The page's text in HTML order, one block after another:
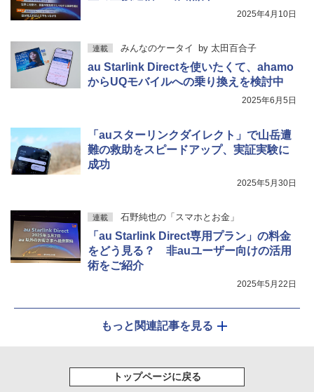
2025年4月10日
連載 みんなのケータイ by 太田百合子
au Starlink Directを使いたくて、ahamo
からUQモバイルへの乗り換えを検討中
2025年6月5日
「auスターリンクダイレクト」で山岳遭
難の救助をスピードアップ、実証実験に
成功
2025年5月30日
連載 石野純也の「スマホとお金」
「au Starlink Direct専用プラン」の料金
をどう見る？ 非auユーザー向けの活用
術をご紹介
2025年5月22日
もっと関連記事を見る
トップページに戻る